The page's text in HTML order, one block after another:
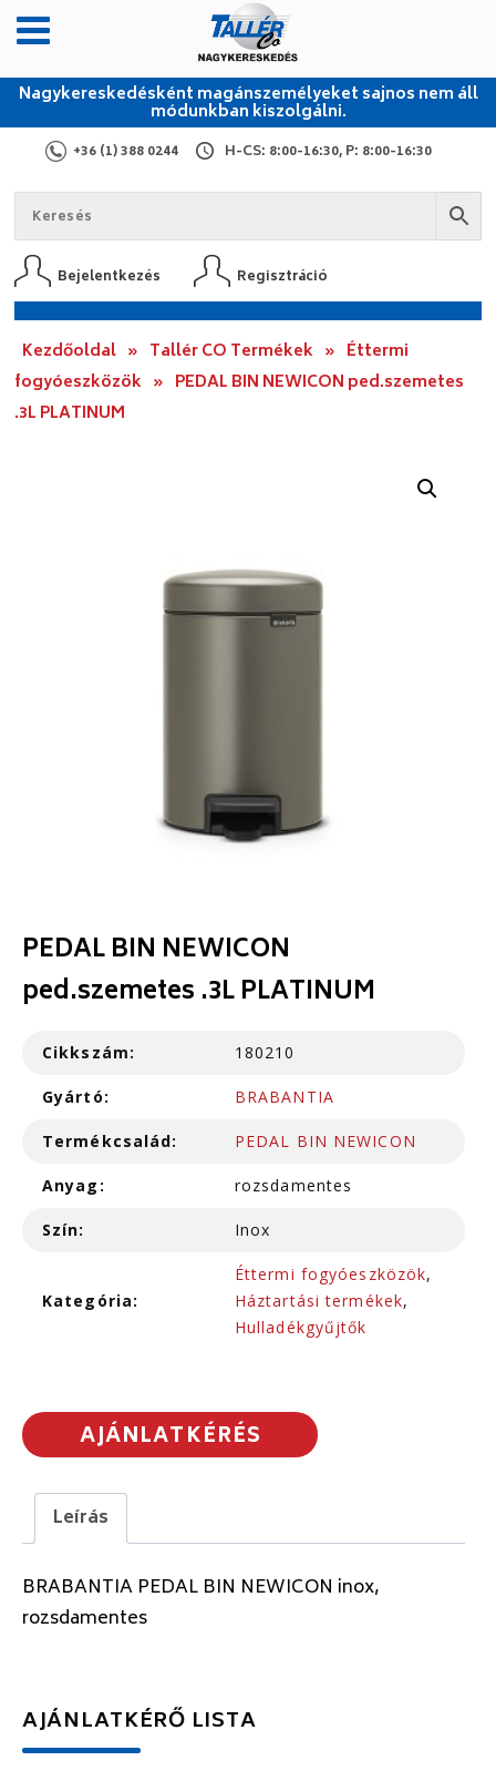
Nagykereskedésként magánszemélyeket sajnos nem áll
módunkban kiszolgálni.
+36 (1) 388 0244 H-CS: 8:00-16:30, P: 8:00-16:30
Bejelentkezés Regisztráció
Kezdőoldal » Tallér CO Termékek » Éttermi
fogyóeszközök » PEDAL BIN NEWICON ped.szemetes
.3L PLATINUM
PEDAL BIN NEWICON
ped.szemetes .3L PLATINUM
Cikkszám: 180210
Gyártó: BRABANTIA
Termékcsalád: PEDAL BIN NEWICON
Anyag: rozsdamentes
Szín: Inox
Kategória:
Éttermi fogyóeszközök,
Háztartási termékek,
Hulladékgyűjtők
AJÁNLATKÉRÉS
Leírás
BRABANTIA PEDAL BIN NEWICON inox,
rozsdamentes
AJÁNLATKÉRŐ LISTA